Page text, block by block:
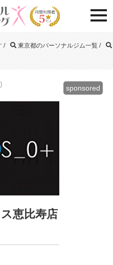
/ 東京都のパーソナルジム一覧 /
sponsored
恵比寿店